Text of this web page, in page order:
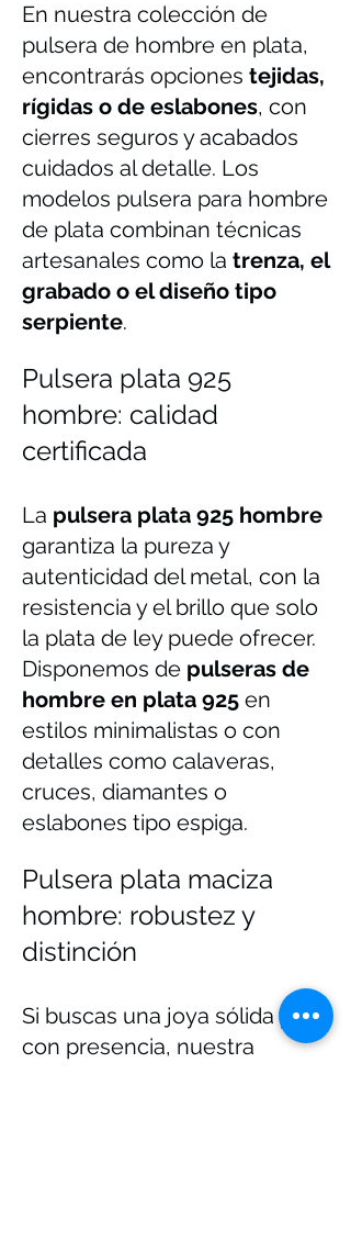
En nuestra colección de
pulsera de hombre en plata,
encontrarás opciones tejidas,
rígidas o de eslabones, con
cierres seguros y acabados
cuidados al detalle. Los
modelos pulsera para hombre
de plata combinan técnicas
artesanales como la trenza, el
grabado o el diseño tipo
serpiente.
Pulsera plata 925
hombre: calidad
certificada
La pulsera plata 925 hombre
garantiza la pureza y
autenticidad del metal, con la
resistencia y el brillo que solo
la plata de ley puede ofrecer.
Disponemos de pulseras de
hombre en plata 925 en
estilos minimalistas o con
detalles como calaveras,
cruces, diamantes o
eslabones tipo espiga.
Pulsera plata maciza
hombre: robustez y
distinción
Si buscas una joya sólida y
con presencia, nuestra